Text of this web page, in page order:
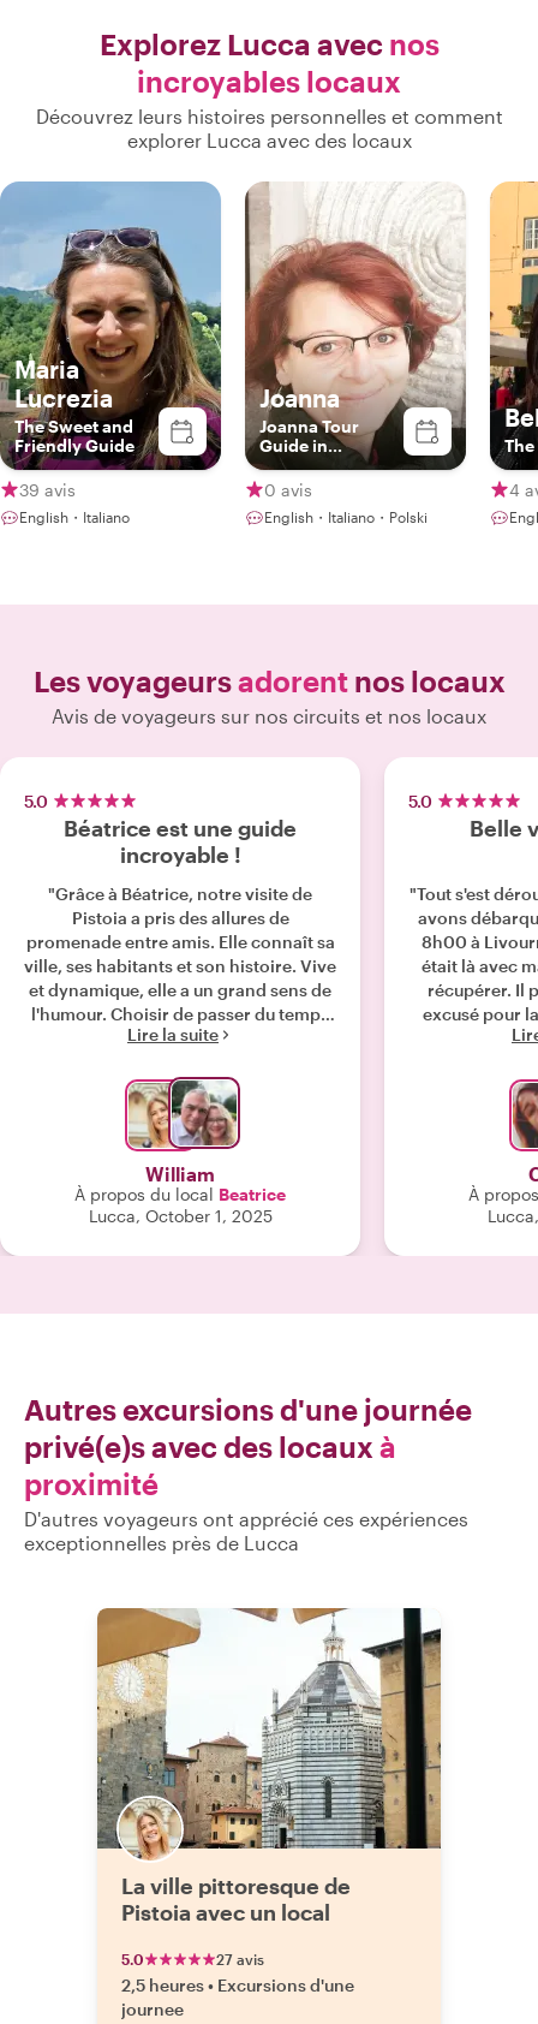
Explorez Lucca avec nos
incroyables locaux
Découvrez leurs histoires personnelles et comment
explorer Lucca avec des locaux
Maria
Lucrezia
The Sweet and
Friendly Guide
39 avis
English・Italiano
Joanna
Joanna Tour
Guide in
Florence, Siena,
Pisa and Lucca
0 avis
English・Italiano・Polski
4
Les voyageursadorentnos locaux
Avis de voyageurs sur nos circuits et nos locaux
5.0
Béatrice est une guide
incroyable !
"Grâce à Béatrice, notre visite de
Pistoia a pris des allures de
promenade entre amis. Elle connaît sa
ville, ses habitants et son histoire. Vive
et dynamique, elle a un grand sens de
l'humour. Choisir de passer du temps
avec elle est une garantie de réussite.
Lire la suite
William
À propos du local Beatrice
Lucca, October 1, 2025
5.0
Belle
"Tout s'est
avons
8h00 à
était là avec
récupérer. Il
excusé pour
retardait
a modifié
l'accident.
donc facilité
n'avons pas
une visite
est venu
dépose à
sommes
À
Autres excursions d'une journée
privé(e)s avec des locaux à
proximité
D'autres voyageurs ont apprécié ces expériences
exceptionnelles près de Lucca
La ville pittoresque de
Pistoia avec un local
5.0 27 avis
2,5 heures• Excursions d'une
journee